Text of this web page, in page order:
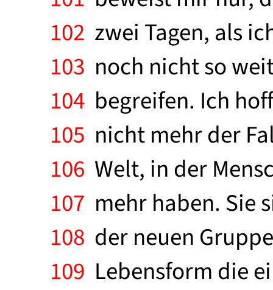
102 zwei Tagen, als
103 noch nicht so
104 begreifen. Ich
105 nicht mehr der
106 Welt, in der
107 mehr haben. Sie
108 der neuen
109 Lebensform die